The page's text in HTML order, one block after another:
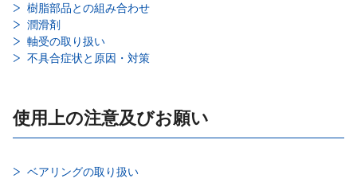
樹脂部品との組み合わせ
潤滑剤
軸受の取り扱い
不具合症状と原因・対策
使用上の注意及びお願い
ベアリングの取り扱い